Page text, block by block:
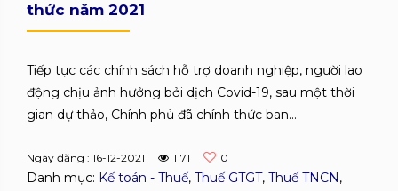
thức năm 2021
Tiếp tục các chính sách hỗ trợ doanh nghiệp, người lao
động chịu ảnh hưởng bởi dịch Covid-19, sau một thời
gian dự thảo, Chính phủ đã chính thức ban...
Ngày đăng : 16-12-2021 1171 0
Danh mục: Kế toán - Thuế, Thuế GTGT, Thuế TNCN,